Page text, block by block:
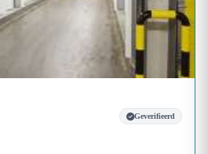
Geverifieerd